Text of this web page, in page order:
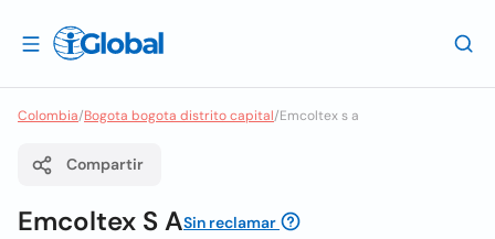
Colombia/Bogota bogota distrito capital/Emcoltex s a
Compartir
Emcoltex S ASin reclamar